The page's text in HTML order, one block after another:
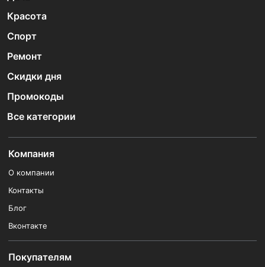
Красота
Спорт
Ремонт
Скидки дня
Промокоды
Все категории
Компания
О компании
Контакты
Блог
Вконтакте
Покупателям